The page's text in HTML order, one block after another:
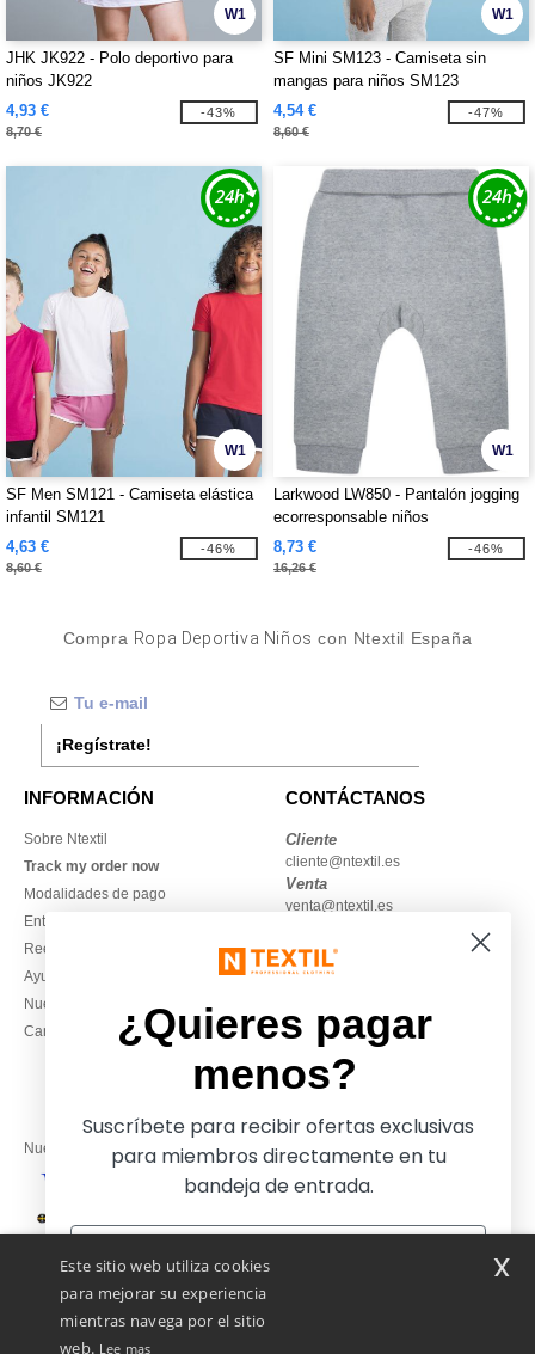
W1
JHK JK922 - Polo deportivo para
niños JK922
4,93 €
8,70 €
-43%
W1
SF Mini SM123 - Camiseta sin
mangas para niños SM123
4,54 €
8,60 €
-47%
W1
SF Men SM121 - Camiseta elástica
infantil SM121
4,63 €
8,60 €
-46%
W1
Larkwood LW850 - Pantalón jogging
ecorresponsable niños
8,73 €
16,26 €
-46%
Compra Ropa Deportiva Niños con Ntextil España
¡Regístrate!
INFORMACIÓN
Sobre Ntextil
Track my order now
Modalidades de pago
Entrega
Reembolsos / devoluciones
Ayuda & FAQs
Nuestros compromisos
Camisetas locales al por mayor
CONTÁCTANOS
Cliente
cliente@ntextil.es
Venta
venta@ntextil.es
930 410 200
Viernes: 10:00–14:00
Nuestros socios financieros
Este sitio web utiliza cookies
para mejorar su experiencia
mientras navega por el sitio
web. Lee mas
x
¿Quieres pagar
menos?
Suscríbete para recibir ofertas exclusivas
para miembros directamente en tu
bandeja de entrada.